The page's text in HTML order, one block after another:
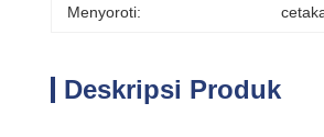
Menyoroti:
Deskripsi Produk